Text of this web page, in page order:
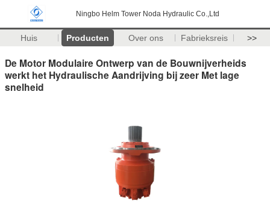
Ningbo Helm Tower Noda Hydraulic Co.,Ltd
Huis Producten Over ons Fabrieksreis >>
De Motor Modulaire Ontwerp van de Bouwnijverheids
werkt het Hydraulische Aandrijving bij zeer Met lage
snelheid